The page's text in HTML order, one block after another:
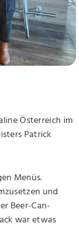
Österreich im
Patrick
Menüs.
und
Beer-Can-
war etwas